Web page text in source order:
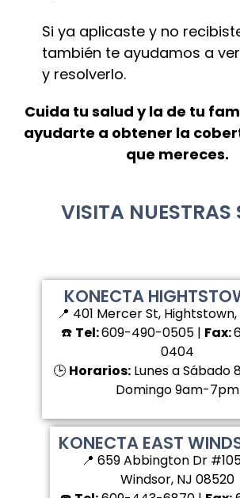
Si ya aplicaste y no
también te ayudamos a
y resolverlo.
Cuida tu salud y la de tu
ayudarte a obtener la
que mereces.
VISITA NUESTRAS
KONECTA
📍 401 Mercer St,
☎️ Tel:609-490-0505 | Fax:
0404
🕒 Horarios: Lunes a
Domingo 9am-7pm
KONECTA EAST
📍 659 Abbington Dr
Windsor, NJ 08520